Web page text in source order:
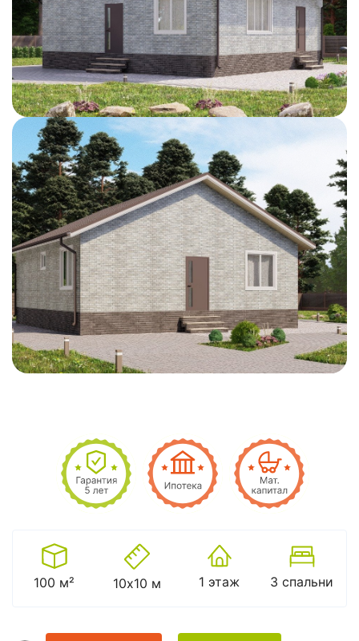
100 м² 10х10 м 1 этаж 3 спальни